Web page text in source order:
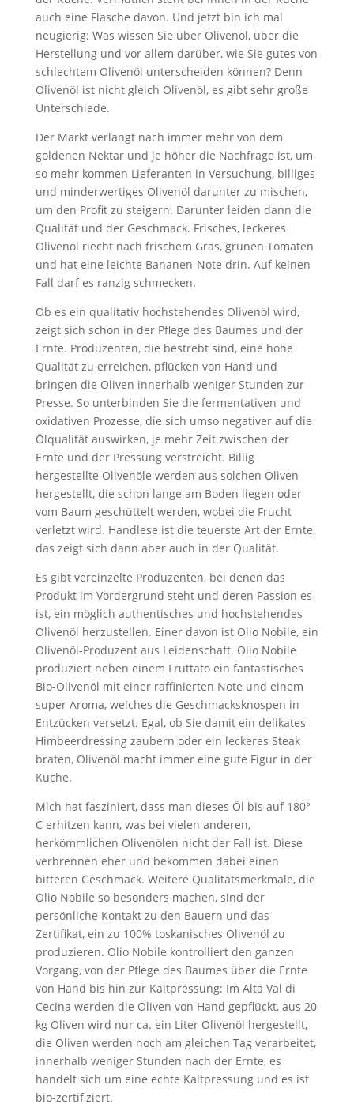
auch eine Flasche davon. Und jetzt bin ich mal
neugierig: Was wissen Sie über Olivenöl, über die
Herstellung und vor allem darüber, wie Sie gutes von
schlechtem Olivenöl unterscheiden können? Denn
Olivenöl ist nicht gleich Olivenöl, es gibt sehr große
Unterschiede.
Der Markt verlangt nach immer mehr von dem
goldenen Nektar und je höher die Nachfrage ist, um
so mehr kommen Lieferanten in Versuchung, billiges
und minderwertiges Olivenöl darunter zu mischen,
um den Profit zu steigern. Darunter leiden dann die
Qualität und der Geschmack. Frisches, leckeres
Olivenöl riecht nach frischem Gras, grünen Tomaten
und hat eine leichte Bananen-Note drin. Auf keinen
Fall darf es ranzig schmecken.
Ob es ein qualitativ hochstehendes Olivenöl wird,
zeigt sich schon in der Pflege des Baumes und der
Ernte. Produzenten, die bestrebt sind, eine hohe
Qualität zu erreichen, pflücken von Hand und
bringen die Oliven innerhalb weniger Stunden zur
Presse. So unterbinden Sie die fermentativen und
oxidativen Prozesse, die sich umso negativer auf die
Ölqualität auswirken, je mehr Zeit zwischen der
Ernte und der Pressung verstreicht. Billig
hergestellte Olivenöle werden aus solchen Oliven
hergestellt, die schon lange am Boden liegen oder
vom Baum geschüttelt werden, wobei die Frucht
verletzt wird. Handlese ist die teuerste Art der Ernte,
das zeigt sich dann aber auch in der Qualität.
Es gibt vereinzelte Produzenten, bei denen das
Produkt im Vordergrund steht und deren Passion es
ist, ein möglich authentisches und hochstehendes
Olivenöl herzustellen. Einer davon ist Olio Nobile, ein
Olivenöl-Produzent aus Leidenschaft. Olio Nobile
produziert neben einem Fruttato ein fantastisches
Bio-Olivenöl mit einer raffinierten Note und einem
super Aroma, welches die Geschmacksknospen in
Entzücken versetzt. Egal, ob Sie damit ein delikates
Himbeerdressing zaubern oder ein leckeres Steak
braten, Olivenöl macht immer eine gute Figur in der
Küche.
Mich hat fasziniert, dass man dieses Öl bis auf 180°
C erhitzen kann, was bei vielen anderen,
herkömmlichen Olivenölen nicht der Fall ist. Diese
verbrennen eher und bekommen dabei einen
bitteren Geschmack. Weitere Qualitätsmerkmale, die
Olio Nobile so besonders machen, sind der
persönliche Kontakt zu den Bauern und das
Zertifikat, ein zu 100% toskanisches Olivenöl zu
produzieren. Olio Nobile kontrolliert den ganzen
Vorgang, von der Pflege des Baumes über die Ernte
von Hand bis hin zur Kaltpressung: Im Alta Val di
Cecina werden die Oliven von Hand gepflückt, aus 20
kg Oliven wird nur ca. ein Liter Olivenöl hergestellt,
die Oliven werden noch am gleichen Tag verarbeitet,
innerhalb weniger Stunden nach der Ernte, es
handelt sich um eine echte Kaltpressung und es ist
bio-zertifiziert.